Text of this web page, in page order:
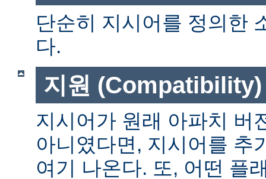
단순히 지시어를 정의한
다.
지원 (Compatibility)
지시어가 원래 아파치 버
아니였다면, 지시어를 추
여기 나온다. 또, 어떤 플